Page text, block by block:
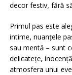
decor festiv, fără
Primul pas este
intime, nuanțele
sau mentă – sunt
delicatețe,
atmosfera unui